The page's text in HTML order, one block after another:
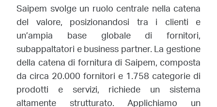
Saipem svolge un ruolo centrale nella catena
del valore, posizionandosi tra i clienti e
un’ampia base globale di fornitori,
subappaltatori e business partner. La gestione
della catena di fornitura di Saipem, composta
da circa 20.000 fornitori e 1.758 categorie di
prodotti e servizi, richiede un sistema